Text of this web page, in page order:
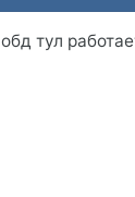
обд тул